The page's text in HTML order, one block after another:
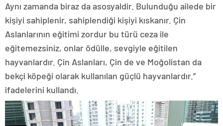
Aynı zamanda biraz da asosyaldir. Bulunduğu ailede bir
kişiyi sahiplenir, sahiplendiği kişiyi kıskanır. Çin
Aslanlarının eğitimi zordur bu türü ceza ile
eğitemezsiniz, onlar ödülle, sevgiyle eğitilen
hayvanlardır. Çin Aslanları, Çin de ve Moğolistan da
bekçi köpeği olarak kullanılan güçlü hayvanlardır.”
ifadelerini kullandı.